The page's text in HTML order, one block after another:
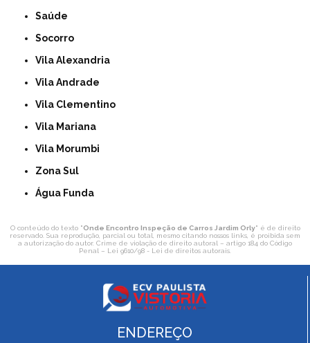
Saúde
Socorro
Vila Alexandria
Vila Andrade
Vila Clementino
Vila Mariana
Vila Morumbi
Zona Sul
Água Funda
O conteúdo do texto "Onde Encontro Inspeção de Carros Jardim Orly" é de direito
reservado. Sua reprodução, parcial ou total, mesmo citando nossos links, é proibida sem
a autorização do autor. Crime de violação de direito autoral – artigo 184 do Código
Penal – Lei 9610/98 - Lei de direitos autorais
ENDEREÇO